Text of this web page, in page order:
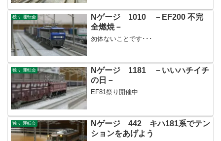
独り 運転会
Nゲージ 1010 －EF200 不完
全燃焼－
勿体ないことです･･･
独り 運転会
Nゲージ 1181 －いいハチイチ
の日－
EF81祭り開催中
独り 運転会
Nゲージ 442 キハ181系でテン
ションをあげよう